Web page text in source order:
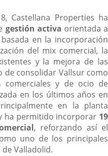
Castellana Properties ha
gestión activa orientada a
en la incorporación
del mix comercial, la
y la mejora de las
de consolidar Vallsur como
y de ocio de
en los últimos años en
en la planta
ha permitido incorporar 19
, reforzando así el
uno de los principales
Valladolid.